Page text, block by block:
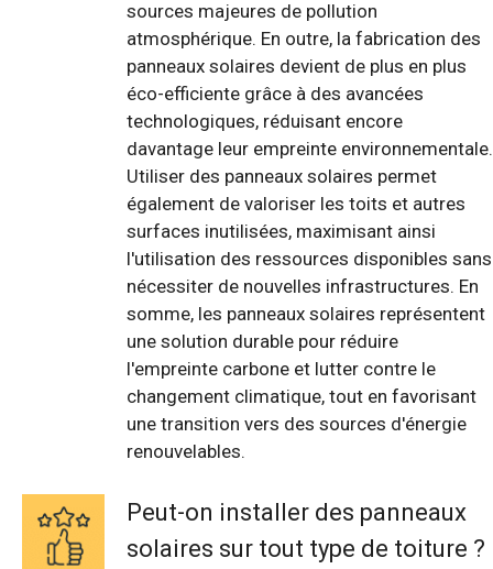
sources majeures de pollution
atmosphérique. En outre, la fabrication des
panneaux solaires devient de plus en plus
éco-efficiente grâce à des avancées
technologiques, réduisant encore
davantage leur empreinte environnementale.
Utiliser des panneaux solaires permet
également de valoriser les toits et autres
surfaces inutilisées, maximisant ainsi
l'utilisation des ressources disponibles sans
nécessiter de nouvelles infrastructures. En
somme, les panneaux solaires représentent
une solution durable pour réduire
l'empreinte carbone et lutter contre le
changement climatique, tout en favorisant
une transition vers des sources d'énergie
renouvelables.
Peut-on installer des panneaux
solaires sur tout type de toiture ?